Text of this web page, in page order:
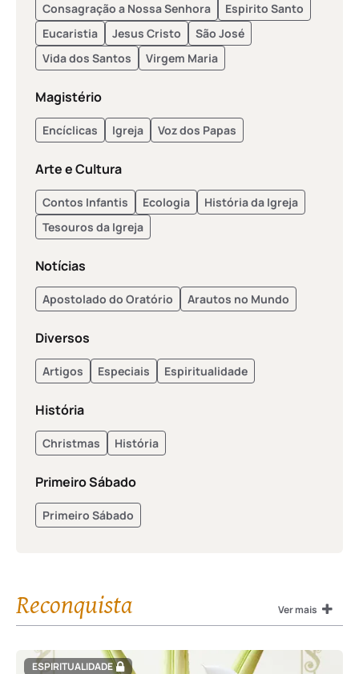
Consagração a Nossa Senhora
Espirito Santo
Eucaristia
Jesus Cristo
São José
Vida dos Santos
Virgem Maria
Magistério
Encíclicas Igreja Voz dos Papas
Arte e Cultura
Contos Infantis Ecologia
História da Igreja
Tesouros da Igreja
Notícias
Apostolado do Oratório Arautos no Mundo
Diversos
Artigos Especiais Espiritualidade
História
Christmas História
Primeiro Sábado
Primeiro Sábado
Reconquista Ver mais
ESPIRITUALIDADE